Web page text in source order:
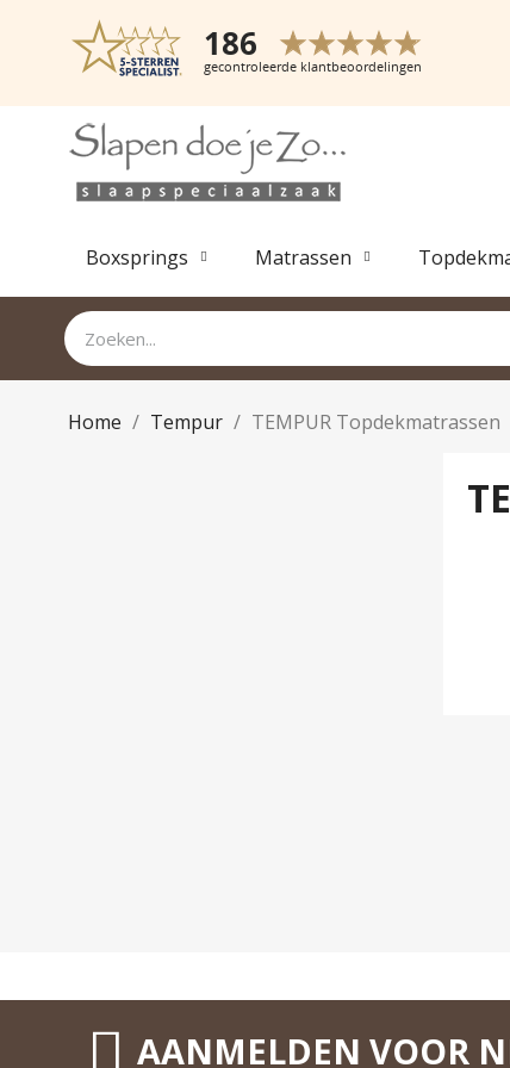
Boxsprings Matrassen
Home Tempur TEMPUR Topdekmatrassen
AANMELDEN VOOR